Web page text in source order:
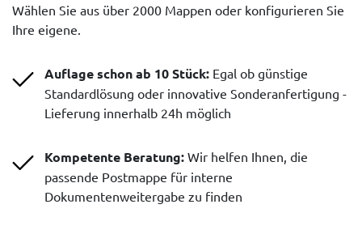
Wählen Sie aus über 2000 Mappen oder konfigurieren Sie
Ihre eigene.
Auflage schon ab 10 Stück: Egal ob günstige
Standardlösung oder innovative Sonderanfertigung -
Lieferung innerhalb 24h möglich
Kompetente Beratung: Wir helfen Ihnen, die
passende Postmappe für interne
Dokumentenweitergabe zu finden